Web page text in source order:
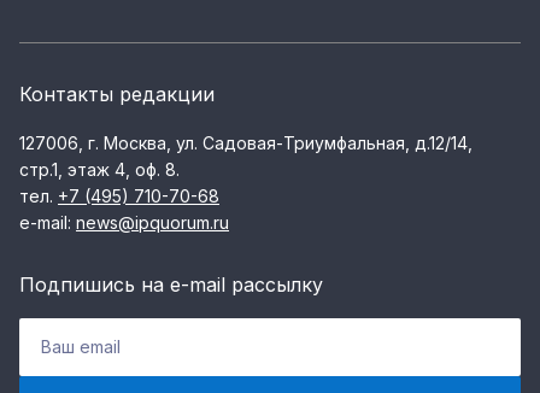
Контакты редакции
127006, г. Москва, ул. Садовая-Триумфальная, д.12/14,
стр.1, этаж 4, оф. 8.
тел. +7 (495) 710-70-68
e-mail: news@ipquorum.ru
Подпишись на e-mail рассылку